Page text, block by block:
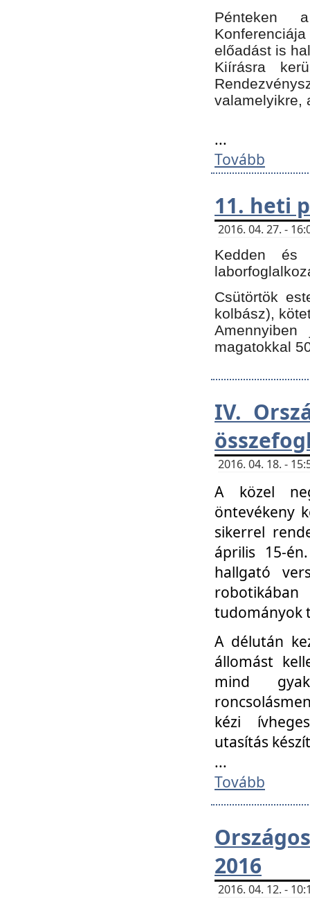
Pénteken
előadást is
Kiírásra
valamelyikre,
...
Tovább
11. heti
2016. 04. 27. -
Kedden és
Csütörtök
kolbász),
Amennyiben
magatokkal
IV.
2016. 04. 18. -
A közel
öntevékeny
sikerrel
április 15-
hallgató
tudományok
A délután
állomást
mind
kézi
utasítás
...
Tovább
2016
2016. 04. 12. -